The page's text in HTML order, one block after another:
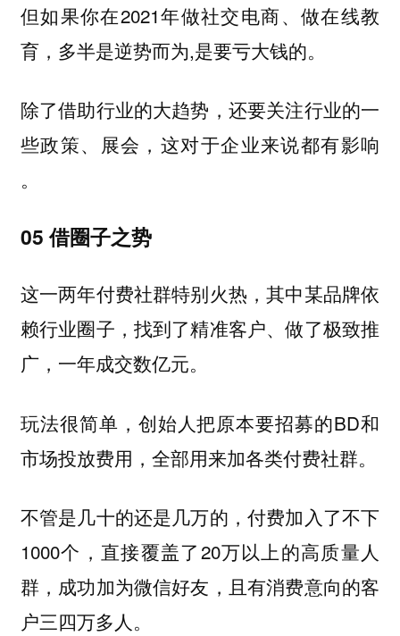
但如果你在2021年做社交电商、做在线教
育，多半是逆势而为,是要亏大钱的。
除了借助行业的大趋势，还要关注行业的一
些政策、展会，这对于企业来说都有影响
。
05借圈子之势
这一两年付费社群特别火热，其中某品牌依
赖行业圈子，找到了精准客户、做了极致推
广，一年成交数亿元。
玩法很简单，创始人把原本要招募的BD和
市场投放费用，全部用来加各类付费社群。
不管是几十的还是几万的，付费加入了不下
1000个，直接覆盖了20万以上的高质量人
群，成功加为微信好友，且有消费意向的客
户三四万多人。